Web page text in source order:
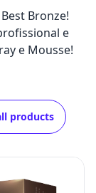
Bronze!
e
e Mousse!
products